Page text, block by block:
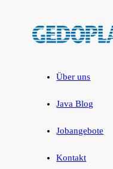
Über uns
Java Blog
Jobangebote
Kontakt